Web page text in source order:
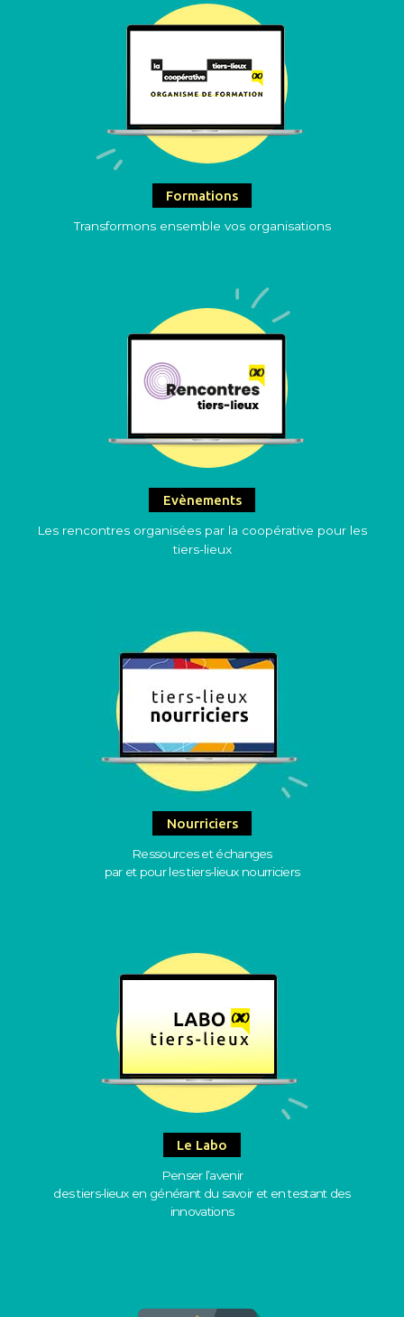
Formations
Transformons ensemble vos organisations
Evènements
Les rencontres organisées par la coopérative pour les
tiers-lieux
Nourriciers
Ressources et échanges
par et pour les tiers-lieux nourriciers
Le Labo
Penser l’avenir
des tiers-lieux en générant du savoir et en testant des
innovations